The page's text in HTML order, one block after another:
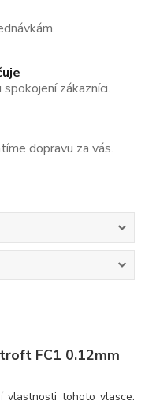
zákazníci.
dopravu za vás.
FC1 0.12mm
vlastnosti tohoto vlasce.